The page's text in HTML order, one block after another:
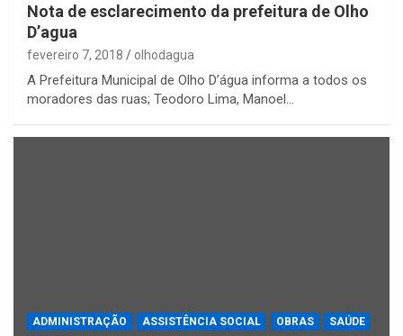
Nota de esclarecimento da prefeitura de Olho
D’agua
fevereiro 7, 2018 olhodagua
A Prefeitura Municipal de Olho D’água informa a todos os
moradores das ruas; Teodoro Lima, Manoel…
ADMINISTRAÇÃO ASSISTÊNCIA SOCIAL OBRAS
SAÚDE